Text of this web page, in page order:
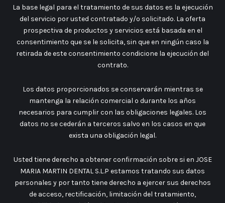
La base legal para el tratamiento de sus datos es la ejecución
del servicio por usted contratado y/o solicitado. La oferta
prospectiva de productos y servicios está basada en el
consentimiento que se le solicita, sin que en ningún caso la
retirada de este consentimiento condicione la ejecución del
contrato.
Los datos proporcionados se conservarán mientras se
mantenga la relación comercial o durante los años
necesarios para cumplir con las obligaciones legales. Los
datos no se cederán a terceros salvo en los casos en que
exista una obligación legal.
Usted tiene derecho a obtener confirmación sobre si en JOSE
MARIA MARTIN DENTAL S.L.P estamos tratando sus datos
personales y por tanto tiene derecho a ejercer sus derechos
de acceso, rectificación, limitación del tratamiento,